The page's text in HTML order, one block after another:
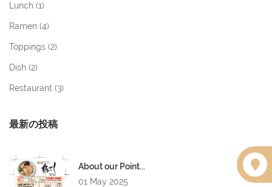
Lunch (1)
Ramen (4)
Toppings (2)
Dish (2)
Restaurant (3)
最新の投稿
About our Point...
01 May 2025